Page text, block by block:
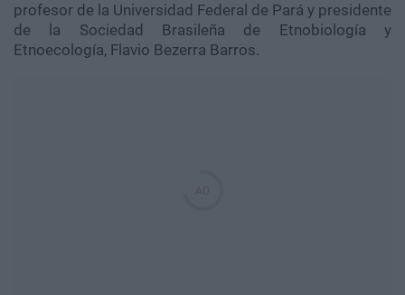
profesor de la Universidad Federal de Pará y presidente
de la Sociedad Brasileña de Etnobiología y
Etnoecología, Flavio Bezerra Barros.